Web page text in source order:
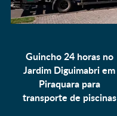
Guincho 24 horas no
Jardim Diguimabri em
Piraquara para
transporte de piscinas